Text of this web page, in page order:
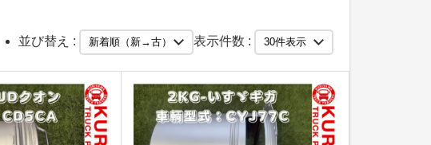
並び替え : 表示件数 :